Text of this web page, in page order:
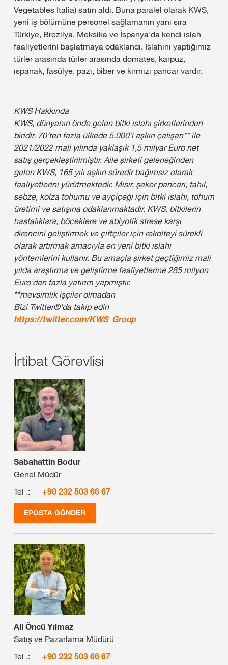
Vegetables Italia) satın aldı. Buna paralel olarak KWS,
yeni iş bölümüne personel sağlamanın yanı sıra
Türkiye, Brezilya, Meksika ve İspanya'da kendi ıslah
faaliyetlerini başlatmaya odaklandı. Islahını yaptığımız
türler arasında türler arasında domates, karpuz,
ıspanak, fasülye, pazı, biber ve kırmızı pancar vardır.
KWS Hakkında
KWS, dünyanın önde gelen bitki ıslahı şirketlerinden
biridir. 70’ten fazla ülkede 5.000’i aşkın çalışan** ile
2021/2022 mali yılında yaklaşık 1,5 milyar Euro net
satış gerçekleştirilmiştir. Aile şirketi geleneğinden
gelen KWS, 165 yılı aşkın süredir bağımsız olarak
faaliyetlerini yürütmektedir. Mısır, şeker pancarı, tahıl,
sebze, kolza tohumu ve ayçiçeği için bitki ıslahı, tohum
üretimi ve satışına odaklanmaktadır. KWS, bitkilerin
hastalıklara, böceklere ve abiyotik strese karşı
direncini geliştirmek ve çiftçiler için rekolteyi sürekli
olarak artırmak amacıyla en yeni bitki ıslahı
yöntemlerini kullanır. Bu amaçla şirket geçtiğimiz mali
yılda araştırma ve geliştirme faaliyetlerine 285 milyon
Euro'dan fazla yatırım yapmıştır.
**mevsimlik işçiler olmadan
Bizi Twitter®'da takip edin
https://twitter.com/KWS_Group
İrtibat Görevlisi
Sabahattin Bodur
Genel Müdür
Tel .:
+90 232 503 66 67
EPOSTA GÖNDER
Ali Öncü Yılmaz
Satış ve Pazarlama Müdürü
Tel .:
+90 232 503 66 67